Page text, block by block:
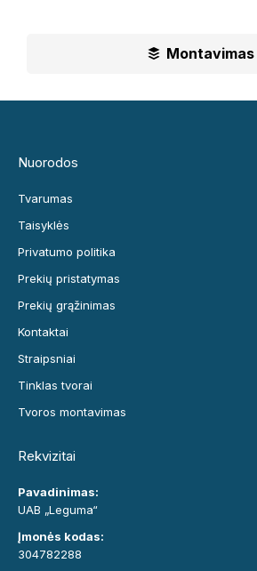
Montavimas
Nuorodos
Tvarumas
Taisyklės
Privatumo politika
Prekių pristatymas
Prekių grąžinimas
Kontaktai
Straipsniai
Tinklas tvorai
Tvoros montavimas
Rekvizitai
Pavadinimas:
UAB „Leguma“
Įmonės kodas:
304782288